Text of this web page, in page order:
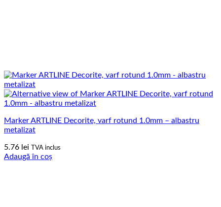
Marker ARTLINE Decorite, varf rotund 1.0mm – albastru
metalizat
5.76 lei TVA inclus
Adaugă în coș